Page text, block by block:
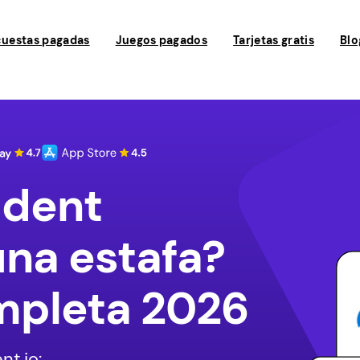
pagadas Juegos pagados Tarjetas gratis
estafa?
2026